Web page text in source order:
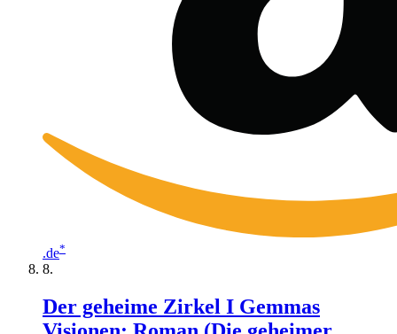
.de*
Der geheime Zirkel I Gemmas